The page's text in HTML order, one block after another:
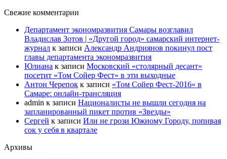
Свежие комментарии
Департамент экономразвития Самары возглавил
Владислав Зотов | «Другой город» самарский интернет-
журнал к записи Александр Андриянов покинул пост
главы департамента экономразвития
Юлиана к записи Московский «столярный десант»
посетит «Том Сойер Фест» в эти выходные
Антон Черепок к записи «Том Сойер Фест-2016» в
Самаре: онлайн-трансляция
admin к записи Националисты не вышли сегодня на
запланированный пикет против «Звезды»
Сергей к записи Или не грози Южному Городу, попивая
сок у себя в квартале
Архивы